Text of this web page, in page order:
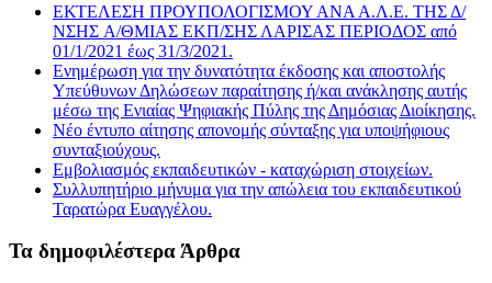
ΕΚΤΕΛΕΣΗ ΠΡΟΥΠΟΛΟΓΙΣΜΟΥ ΑΝΑ Α.Λ.Ε. ΤΗΣ Δ/
ΝΣΗΣ A/ΘΜΙΑΣ ΕΚΠ/ΣΗΣ ΛΑΡΙΣΑΣ ΠΕΡΙΟΔΟΣ από
01/1/2021 έως 31/3/2021.
Ενημέρωση για την δυνατότητα έκδοσης και αποστολής
Υπεύθυνων Δηλώσεων παραίτησης ή/και ανάκλησης αυτής
μέσω της Ενιαίας Ψηφιακής Πύλης της Δημόσιας Διοίκησης.
Νέο έντυπο αίτησης απονομής σύνταξης για υποψήφιους
συνταξιούχους.
Εμβολιασμός εκπαιδευτικών - καταχώριση στοιχείων.
Συλλυπητήριο μήνυμα για την απώλεια του εκπαιδευτικού
Ταρατώρα Ευαγγέλου.
Τα δημοφιλέστερα Άρθρα